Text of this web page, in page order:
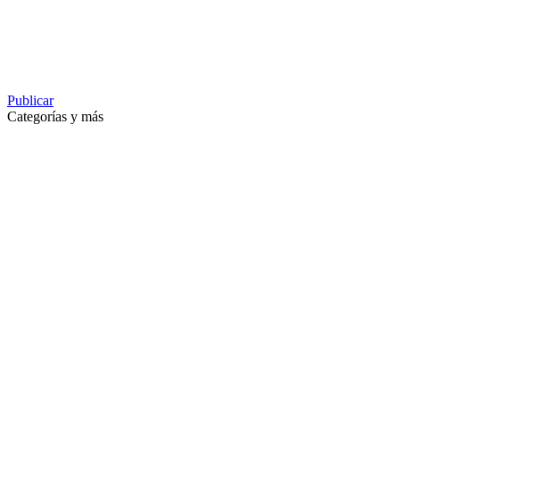
Publicar
Categorías y más